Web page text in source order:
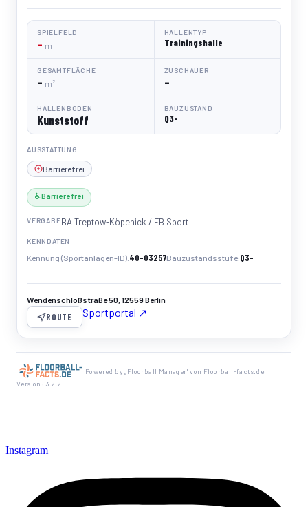
SPIELFELD
– m
HALLENTYP
Trainingshalle
GESAMTFLÄCHE
– m²
ZUSCHAUER
–
HALLENBODEN
Kunststoff
BAUZUSTAND
Q3-
AUSSTATTUNG
Barrierefrei
♿ Barrierefrei
VERGABEBA Treptow-Köpenick / FB Sport
KENNDATEN
Kennung (Sportanlagen-ID) 40-03257Bauzustandsstufe Q3-
Wendenschloßstraße 50, 12559 Berlin
ROUTE Sportportal ↗
Powered by „Floorball Manager" von Floorball-facts.de
Version: 3.2.2
Instagram